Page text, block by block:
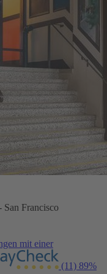
San Francisco
mit einer
(11) 89%